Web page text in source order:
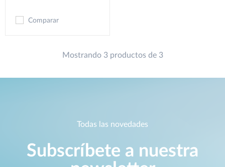
Comparar
Mostrando 3 productos de 3
Todas las novedades
Subscríbete a nuestra